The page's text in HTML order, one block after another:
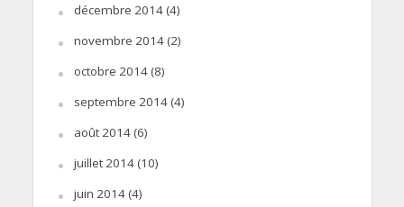
décembre 2014(4)
novembre 2014(2)
octobre 2014(8)
septembre 2014(4)
août 2014(6)
juillet 2014(10)
juin 2014(4)